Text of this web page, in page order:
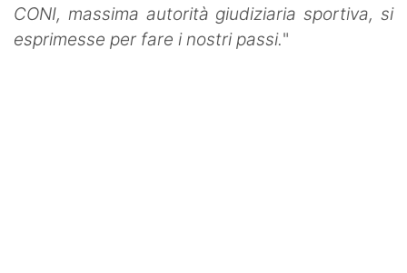
CONI, massima autorità giudiziaria sportiva, si
esprimesse per fare i nostri passi."